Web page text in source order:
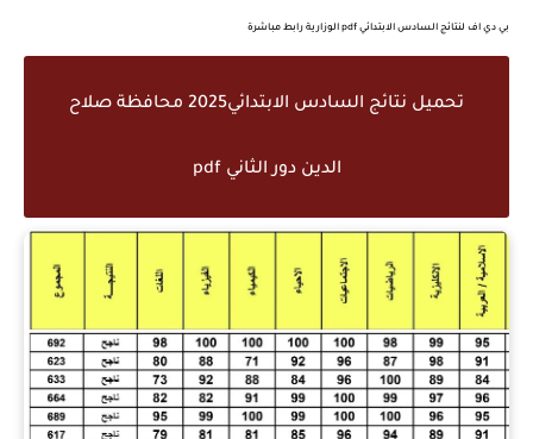
بي دي اف لنتائج السادس الابتدائي pdf الوزارية رابط مباشرة
تحميل نتائج السادس الابتدائي2025 محافظة صلاح
الدين دور الثاني pdf